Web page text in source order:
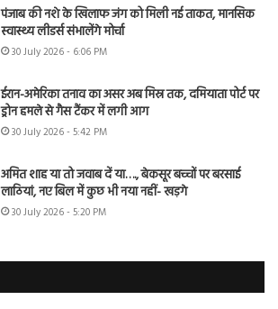
पंजाब की नशे के खिलाफ जंग को मिली नई ताकत, मानसिक
स्वास्थ्य लीडर्स संभालेंगे मोर्चा
30 July 2026 - 6:06 PM
ईरान-अमेरिका तनाव का असर अब मिस्र तक, दमियाता पोर्ट पर
ड्रोन हमले से गैस टैंकर में लगी आग
30 July 2026 - 5:42 PM
अमित शाह या तो जवाब दें या…., बेकसूर बच्चों पर बरसाई
लाठियां, नए बिल में कुछ भी नया नहीं- खड़गे
30 July 2026 - 5:20 PM